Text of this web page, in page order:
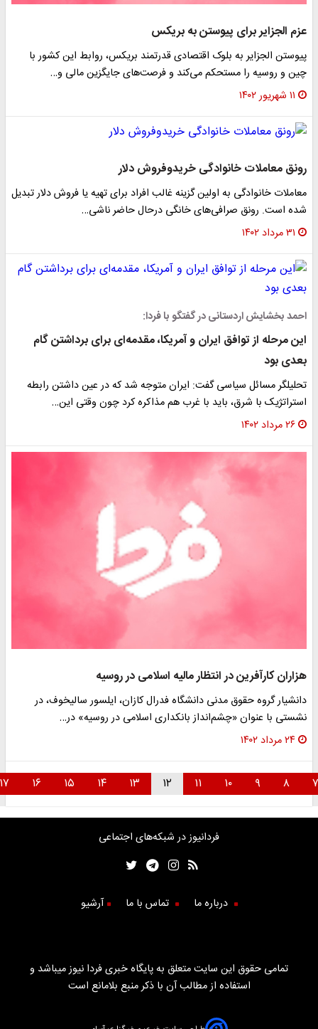
عزم الجزایر برای پیوستن به بریکس
پیوستن الجزایر به بلوک اقتصادی قدرتمند بریکس، روابط این کشور با
چین و روسیه را مستحکم می‌کند و فرصت‌های جایگزین مالی و…
۱۱ شهریور ۱۴۰۲
رونق معاملات خانوادگی خرید‌وفروش دلار
معاملات خانوادگی به اولین گزینه غالب افراد برای تهیه یا فروش دلار تبدیل
شده است. رونق صرافی‌های خانگی درحال حاضر ناشی…
۳۱ مرداد ۱۴۰۲
احمد بخشایش اردستانی در گفتگو با فردا:
این مرحله از توافق ایران و آمریکا، مقدمه‌ای برای برداشتن گام
بعدی بود
تحلیلگر مسائل سیاسی گفت: ایران متوجه شد که در عین داشتن رابطه
استراتژیک با شرق، باید با غرب هم مذاکره کرد چون وقتی این…
۲۶ مرداد ۱۴۰۲
هزاران کارآفرین در انتظار مالیه اسلامی در روسیه
دانشیار گروه حقوق مدنی دانشگاه فدرال کازان، ایلسور سالیخوف، در
نشستی با عنوان «چشم‌انداز بانکداری اسلامی در روسیه» در…
۲۴ مرداد ۱۴۰۲
فردانیوز در شبکه‌های اجتماعی
درباره ما تماس با ما آرشیو
تمامی حقوق این سایت متعلق به پایگاه خبری فردا نیوز میباشد و
استفاده از مطالب آن با ذکر منبع بلامانع است